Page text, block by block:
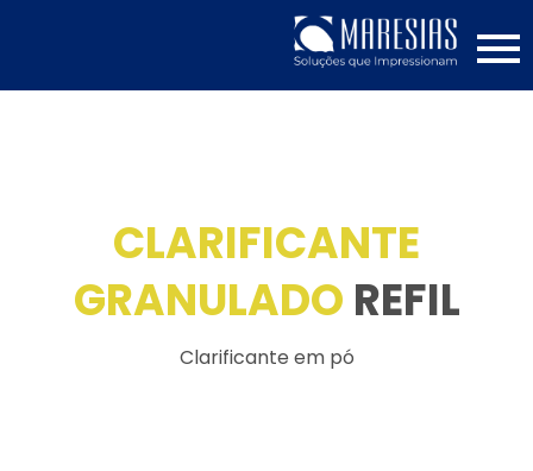
CLARIFICANTE
GRANULADO REFIL
Clarificante em pó